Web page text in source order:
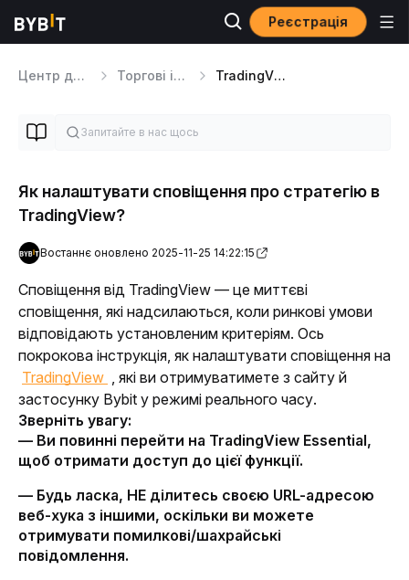
Реєстрація
Центр допомоги Торгові інструменти TradingView
Як налаштувати сповіщення про стратегію в
TradingView?
Востаннє оновлено 2025-11-25 14:22:15
Сповіщення від TradingView — це миттєві
сповіщення, які надсилаються, коли ринкові умови
відповідають установленим критеріям. Ось
TradingView , які ви отримуватимете з сайту й
застосунку Bybit у режимі реального часу.
Зверніть увагу:
— Ви повинні перейти на TradingView Essential,
щоб отримати доступ до цієї функції.
— Будь ласка, НЕ ділитесь своєю URL-адресою
веб-хука з іншими, оскільки ви можете
отримувати помилкові/шахрайські
повідомлення.